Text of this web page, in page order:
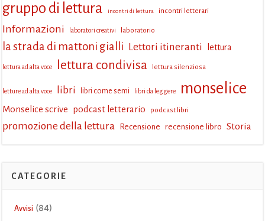
gruppo di lettura incontri di lettura incontri letterari
Informazioni laboratori creativi laboratorio
la strada di mattoni gialli Lettori itineranti lettura
lettura ad alta voce lettura condivisa lettura silenziosa
letture ad alta voce libri libri come semi libri da leggere monselice
Monselice scrive podcast letterario podcast libri
promozione della lettura Recensione recensione libro Storia
CATEGORIE
Avvisi (84)